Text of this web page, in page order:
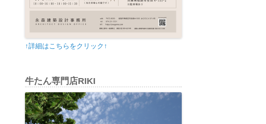
↑詳細はこちらをクリック↑
牛たん専門店RIKI